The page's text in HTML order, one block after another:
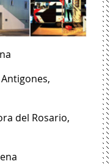
del Rosario,